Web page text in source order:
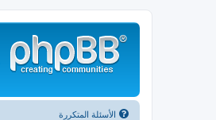
الأسئلة المتكررة